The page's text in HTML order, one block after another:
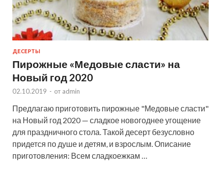
ДЕСЕРТЫ
Пирожные «Медовые сласти» на
Новый год 2020
02.10.2019 - от admin
Предлагаю приготовить пирожные "Медовые сласти"
на Новый год 2020 — сладкое новогоднее угощение
для праздничного стола. Такой десерт безусловно
придется по душе и детям, и взрослым. Описание
приготовления: Всем сладкоежкам …